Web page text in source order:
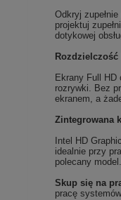
Odkryj
projektuj
dotykowej
Rozdzielczość
Ekrany Full
rozrywki. Bez
ekranem, a
Zintegrowana
Intel HD
idealnie przy
polecany model.
Skup się na
pracę